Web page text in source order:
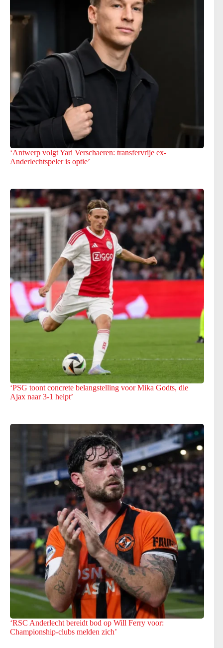
‘Antwerp volgt Yari Verschaeren: transfervrije ex-
Anderlechtspeler is optie’
‘PSG toont concrete belangstelling voor Mika Godts, die
Ajax naar 3-1 helpt’
‘RSC Anderlecht bereidt bod op Will Ferry voor:
Championship-clubs melden zich’